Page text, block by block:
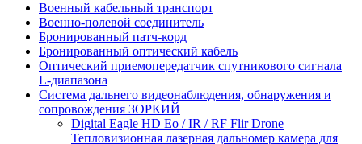
Военный кабельный транспорт
Военно-полевой соединитель
Бронированный патч-корд
Бронированный оптический кабель
Оптический приемопередатчик спутникового сигнала
L-диапазона
Система дальнего видеонаблюдения, обнаружения и
сопровождения ЗОРКИЙ
Digital Eagle HD Eo / IR / RF Flir Drone
Тепловизионная лазерная дальномер камера для